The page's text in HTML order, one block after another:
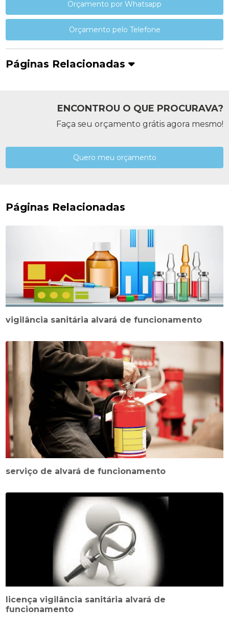
Orçamento por Whatsapp
Orçamento pelo Telefone
Páginas Relacionadas
ENCONTROU O QUE PROCURAVA?
Faça seu orçamento grátis agora mesmo!
Quero meu orçamento
Páginas Relacionadas
vigilância sanitária alvará de funcionamento
serviço de alvará de funcionamento
licença vigilância sanitária alvará de
funcionamento